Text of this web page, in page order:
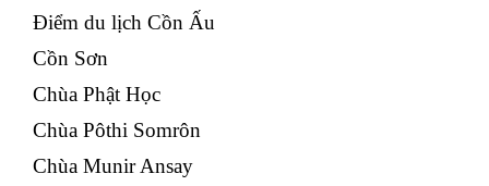
Điểm du lịch Cồn Ấu
Cồn Sơn
Chùa Phật Học
Chùa Pôthi Somrôn
Chùa Munir Ansay